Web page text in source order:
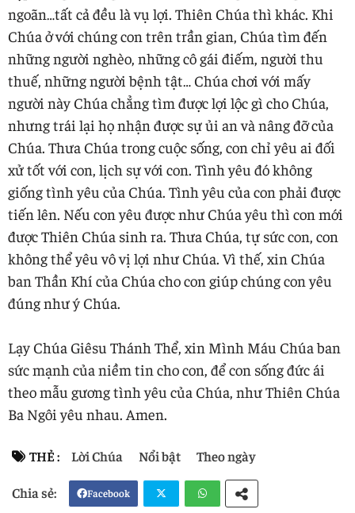
ngoãn…tất cả đều là vụ lợi. Thiên Chúa thì khác. Khi
Chúa ở với chúng con trên trần gian, Chúa tìm đến
những người nghèo, những cô gái điếm, người thu
thuế, những người bệnh tật… Chúa chơi với mấy
người này Chúa chẳng tìm được lợi lộc gì cho Chúa,
nhưng trái lại họ nhận được sự ủi an và nâng đỡ của
Chúa. Thưa Chúa trong cuộc sống, con chỉ yêu ai đối
xử tốt với con, lịch sự với con. Tình yêu đó không
giống tình yêu của Chúa. Tình yêu của con phải được
tiến lên. Nếu con yêu được như Chúa yêu thì con mới
được Thiên Chúa sinh ra. Thưa Chúa, tự sức con, con
không thể yêu vô vị lợi như Chúa. Vì thế, xin Chúa
ban Thần Khí của Chúa cho con giúp chúng con yêu
đúng như ý Chúa.
Lạy Chúa Giêsu Thánh Thể, xin Mình Máu Chúa ban
sức mạnh của niềm tin cho con, để con sống đức ái
theo mẫu gương tình yêu của Chúa, như Thiên Chúa
Ba Ngôi yêu nhau. Amen.
THẺ : Lời Chúa Nổi bật Theo ngày
Facebook